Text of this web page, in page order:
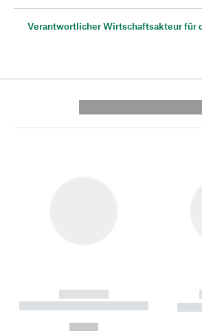
Verantwortlicher Wirtschaftsakteur für
------------
----------- ----------- --------